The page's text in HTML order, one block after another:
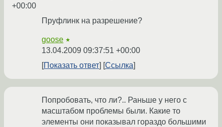
+00:00
Пруфлинк на разрешение?
goose ★
13.04.2009 09:37:51 +00:00
Показать ответ
Ссылка
Попробовать, что ли?.. Раньше у него с
масштабом проблемы были. Какие то
элементы они показывал гораздо большими